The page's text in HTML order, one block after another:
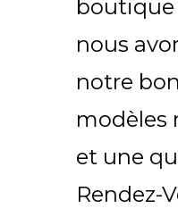
nous
notre
modèles
et une
Rendez-